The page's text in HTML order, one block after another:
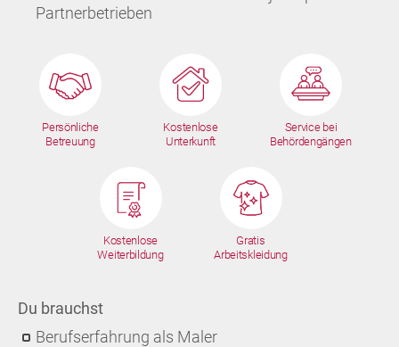
Partnerbetrieben
Persönliche
Betreuung
Kostenlose
Unterkunft
Service bei
Behördengängen
Kostenlose
Weiterbildung
Gratis
Arbeitskleidung
Du brauchst
Berufserfahrung als Maler